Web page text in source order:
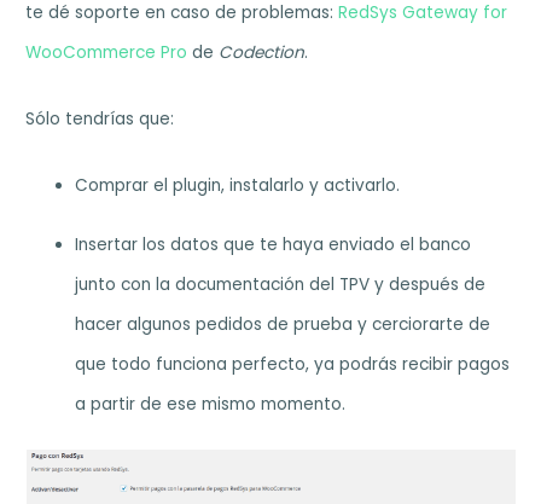
te dé soporte en caso de problemas:RedSys Gateway for
WooCommerce Pro de Codection.
Sólo tendrías que:
Comprar el plugin, instalarlo y activarlo.
Insertar los datos que te haya enviado el banco
junto con la documentación del TPV y después de
hacer algunos pedidos de prueba y cerciorarte de
que todo funciona perfecto, ya podrás recibir pagos
a partir de ese mismo momento.